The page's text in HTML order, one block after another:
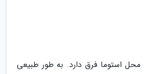
محل استوما فرق دارد. به طور طبیعی